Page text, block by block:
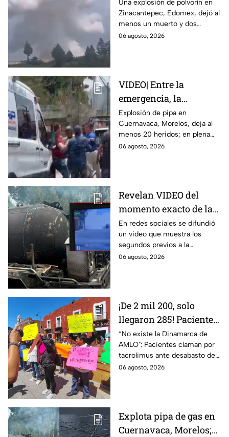
María del Monte,
Zinacantepec; reportan
al menos un muerto y
Una explosión de polvorín en
Zinacantepec, Edomex, dejó al
menos un muerto y dos
heridos; autoridades atiende la
06 agosto, 2026
VIDEO| Entre la
emergencia, la
desesperación y el
llanto de un niño;
adultos desatan pelea
tras explosión de pipa
Explosión de pipa en
Cuernavaca, Morelos, deja al
menos 20 heridos; en plena
emergencia, dos hombres
06 agosto, 2026
Revelan VIDEO del
momento exacto de la
explosión de pipa de
gas en Cuernavaca,
Morelos
En redes sociales se difundió
un video que muestra los
segundos previos a la
explosión de una pipa de gas
06 agosto, 2026
¡De 2 mil 200, solo
llegaron 285! Pacientes
claman por
medicamentos ante
desabasto en IMSS
Puebla
“No existe la Dinamarca de
AMLO": Pacientes claman por
tacrolimus ante desabasto de
medicamentos en hospital del
06 agosto, 2026
Explota pipa de gas en
Cuernavaca, Morelos;